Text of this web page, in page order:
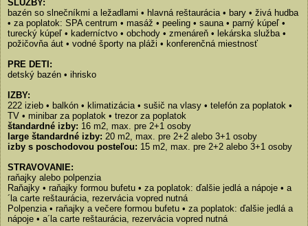
SLUŽBY:
bazén so slnečníkmi a ležadlami • hlavná reštaurácia • bary • živá hudba
• za poplatok: SPA centrum • masáž • peeling • sauna • parný kúpeľ •
turecký kúpeľ • kaderníctvo • obchody • zmenáreň • lekárska služba •
požičovňa áut • vodné športy na pláži • konferenčná miestnosť
PRE DETI:
detský bazén • ihrisko
IZBY:
222 izieb • balkón • klimatizácia • sušič na vlasy • telefón za poplatok •
TV • minibar za poplatok • trezor za poplatok
štandardné izby: 16 m2, max. pre 2+1 osoby
large štandardné izby: 20 m2, max. pre 2+2 alebo 3+1 osoby
izby s poschodovou posteľou: 15 m2, max. pre 2+2 alebo 3+1 osoby
STRAVOVANIE:
raňajky alebo polpenzia
Raňajky • raňajky formou bufetu • za poplatok: ďalšie jedlá a nápoje • a
´la carte reštaurácia, rezervácia vopred nutná
Polpenzia • raňajky a večere formou bufetu • za poplatok: ďalšie jedlá a
nápoje • a´la carte reštaurácia, rezervácia vopred nutná